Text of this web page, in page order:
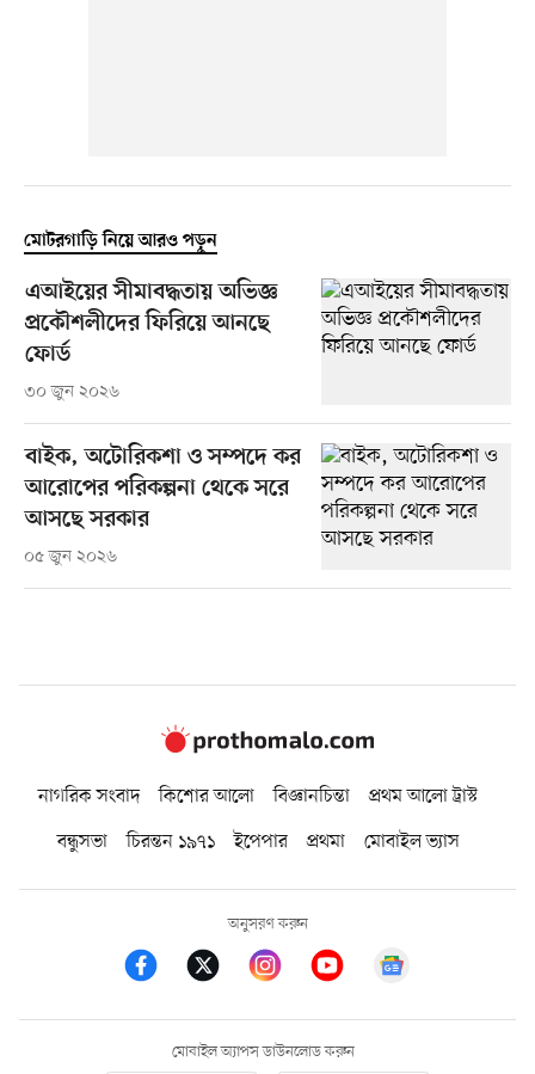
মোটরগাড়ি নিয়ে আরও পড়ুন
এআইয়ের সীমাবদ্ধতায় অভিজ্ঞ
প্রকৌশলীদের ফিরিয়ে আনছে
ফোর্ড
৩০ জুন ২০২৬
বাইক, অটোরিকশা ও সম্পদে কর
আরোপের পরিকল্পনা থেকে সরে
আসছে সরকার
০৫ জুন ২০২৬
নাগরিক সংবাদ কিশোর আলো বিজ্ঞানচিন্তা
প্রথম আলো ট্রাস্ট
বন্ধুসভা
চিরন্তন ১৯৭১ ইপেপার প্রথমা মোবাইল ভ্যাস
অনুসরণ করুন
মোবাইল অ্যাপস ডাউনলোড করুন